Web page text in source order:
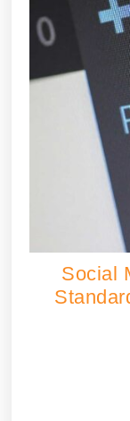
Social